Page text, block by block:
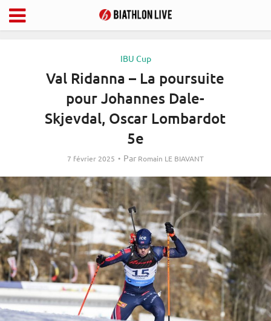
IBU Cup
Val Ridanna – La poursuite
pour Johannes Dale-
Skjevdal, Oscar Lombardot
5e
7 février 2025 Par Romain LE BIAVANT